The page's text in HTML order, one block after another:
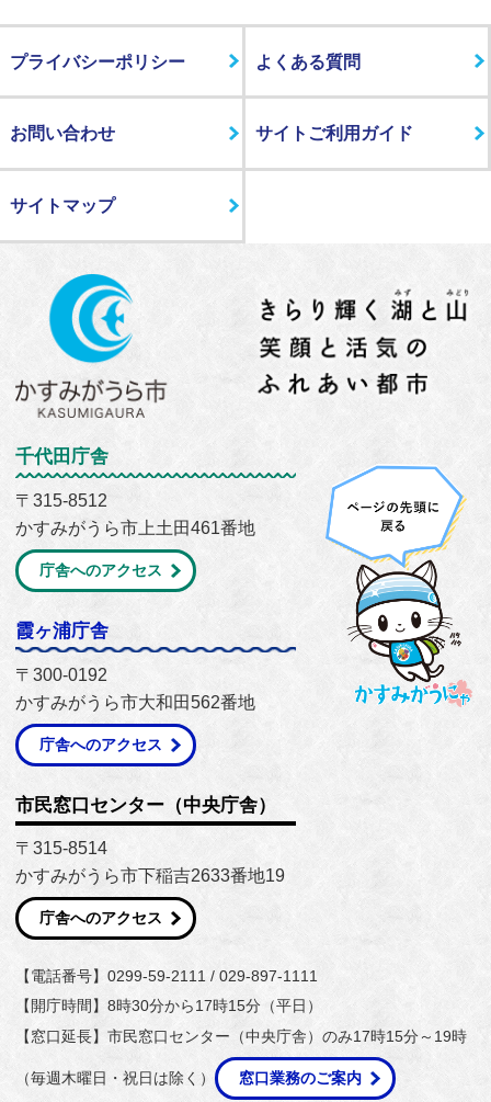
プライバシーポリシー よくある質問
お問い合わせ サイトご利用ガイド
サイトマップ
千代田庁舎
〒315-8512
かすみがうら市上土田461番地
庁舎へのアクセス
霞ヶ浦庁舎
〒300-0192
かすみがうら市大和田562番地
庁舎へのアクセス
市民窓口センター（中央庁舎）
〒315-8514
かすみがうら市下稲吉2633番地19
庁舎へのアクセス
【電話番号】0299-59-2111 / 029-897-1111
【開庁時間】8時30分から17時15分（平日）
【窓口延長】市民窓口センター（中央庁舎）のみ17時15分～19時
（毎週木曜日・祝日は除く） 窓口業務のご案内